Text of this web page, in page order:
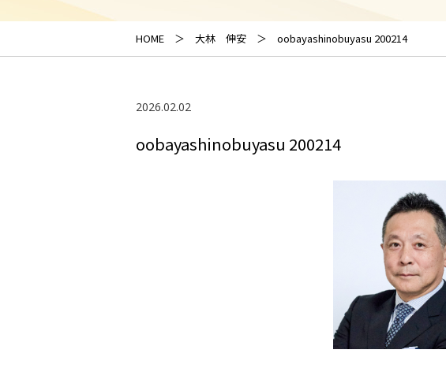
キャリア・教育
HOME 大林 伸安 oobayashinobuyasu 200214
2026.02.02
oobayashinobuyasu 200214